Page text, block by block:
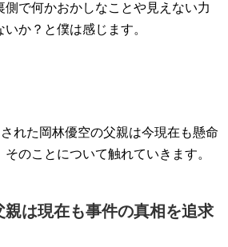
側で何かおかしなことや見えない力
か？と僕は感じます。
れた岡林優空の父親は今現在も懸命
のことについて触れていきます。
親は現在も事件の真相を追求